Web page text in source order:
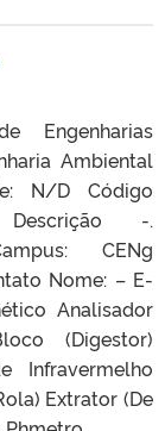
Engenharias
Ambiental
N/D Código
-.
CENg
Nome: – E-
Analisador
(Digestor)
Infravermelho
Extrator (De